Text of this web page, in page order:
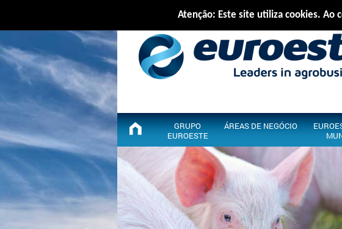
GRUPO
EUROESTE
ÁREAS DE NEGÓCIO
Atenção: Este site utiliza cookies. Ao